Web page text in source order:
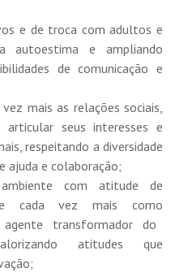
e de troca com adultos e
autoestima e ampliando
de comunicação e
mais as relações sociais,
articular seus interesses e
respeitando a diversidade
ajuda e colaboração;
com atitude de
se cada vez mais como
transformador do
atitudes que